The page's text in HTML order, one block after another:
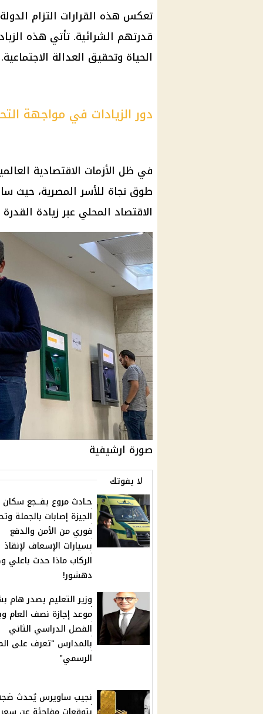
تعكس هذه القرارات التزام
قدرتهم الشرائية. تأتي هذه
الحياة وتحقيق العدالة الاجتماعية.
دور الزيادات في مواجهة
في ظل الأزمات الاقتصادية
طوق نجاة للأسر المصرية، حيث
الاقتصاد المحلي عبر زيادة
صورة ارشيفية
لا يفوتك
حـادث مروع يفــجع سكان
الجيزة إصابات بالجملة
فوري من الأمن والدفع
بسيارات الإسعاف لإنقاذ
الركاب ماذا حدث باعلي
دهشور!
وزير التعليم يصدر هام
موعد إجازة نصف العام
الفصل الدراسي الثاني
بالمدارس "تعرف على
الرسمي"
نجيب ساويرس يُحدث